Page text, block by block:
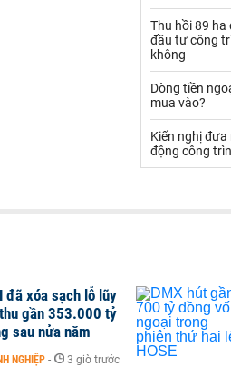
VLXD khác
Xi măng -
Thu hồi 89 ha
đầu tư công
không
Dòng tiền
mua vào?
Kiến nghị
động công
đã xóa sạch lỗ lũy
gần 353.000 tỷ
sau nửa năm
NGHIỆP - 3 giờ trước